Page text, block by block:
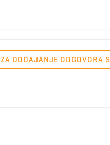
ZA DODAJANJE ODGOVORA